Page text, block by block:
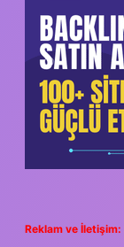
Reklam ve İletişim: